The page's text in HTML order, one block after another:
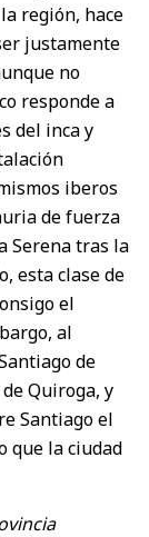
región, hace
justamente
no
responde a
del inca y
iberos
de fuerza
Serena tras la
esta clase de
el
al
de
Quiroga, y
Santiago el
que la ciudad